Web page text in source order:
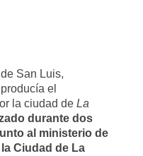
San Luis,
el
la ciudad de La
durante dos
al ministerio de
Ciudad de La